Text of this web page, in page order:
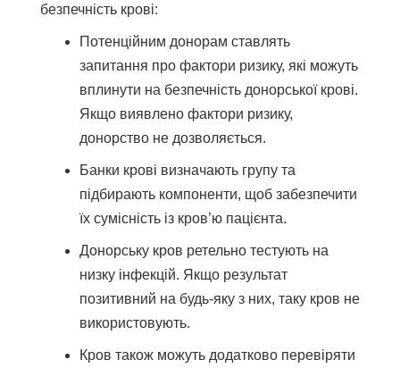
безпечність крові:
Потенційним донорам ставлять
запитання про фактори ризику, які можуть
вплинути на безпечність донорської крові.
Якщо виявлено фактори ризику,
донорство не дозволяється.
Банки крові визначають групу та
підбирають компоненти, щоб забезпечити
їх сумісність із кров’ю пацієнта.
Донорську кров ретельно тестують на
низку інфекцій. Якщо результат
позитивний на будь-яку з них, таку кров не
використовують.
Кров також можуть додатково перевіряти